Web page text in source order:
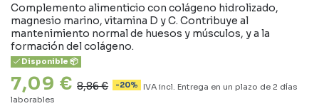
Complemento alimenticio con colágeno hidrolizado,
magnesio marino, vitamina D y C. Contribuye al
mantenimiento normal de huesos y músculos, y a la
formación del colágeno.
Disponible 📦
7,09 € 8,86 € -20% IVA incl. Entrega en un plazo de 2 días
laborables